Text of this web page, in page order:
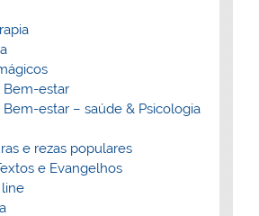
Bem-estar
Bem-estar – saúde & Psicologia
e rezas populares
e Evangelhos